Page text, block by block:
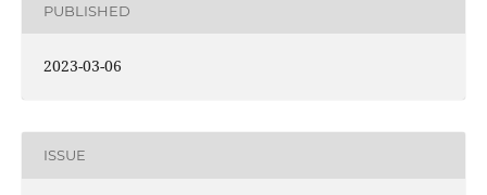
PUBLISHED
2023-03-06
ISSUE